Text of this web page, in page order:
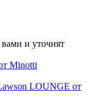
и уточнят
LOUNGE от